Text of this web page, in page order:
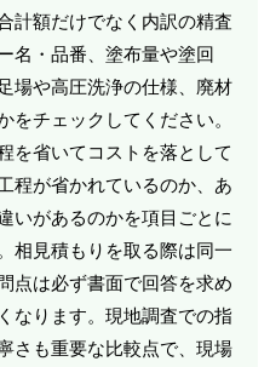
計額だけでなく内訳の精査
名・品番、塗布量や塗回
場や高圧洗浄の仕様、廃材
チェックしてください。
を省いてコストを落として
程が省かれているのか、あ
いがあるのかを項目ごとに
相見積もりを取る際は同一
点は必ず書面で回答を求め
なります。現地調査での指
さも重要な比較点で、現場